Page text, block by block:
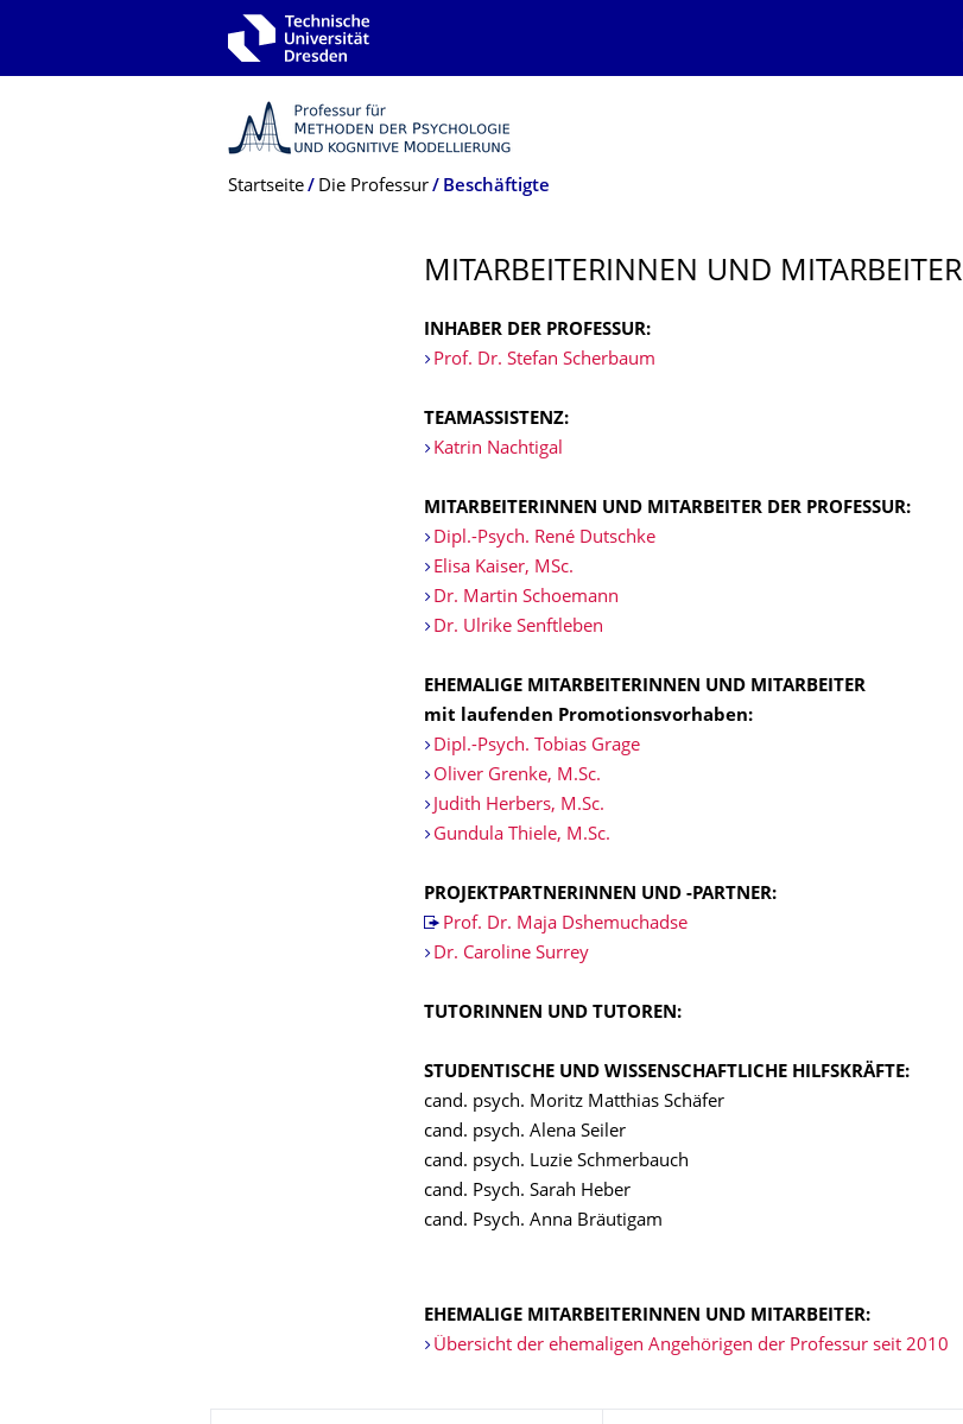
Zur Hauptnavigation springen
Breadcrumb-Menü
Startseite Die Professur Beschäftigte
MITARBEITERIN­NEN UND MITARBEITER
INHABER DER PROFESSUR:
Prof. Dr. Stefan Scherbaum
TEAMASSISTENZ:
Katrin Nachtigal
MITARBEITERINNEN UND MITARBEITER DER PROFESSUR:
Dipl.-Psych. René Dutschke
Elisa Kaiser, MSc.
Dr. Martin Schoemann
Dr. Ulrike Senftleben
EHEMALIGE MITARBEITERINNEN UND MITARBEITER
mit laufenden Promotionsvorhaben:
Dipl.-Psych. Tobias Grage
Oliver Grenke, M.Sc.
Judith Herbers, M.Sc.
Gundula Thiele, M.Sc.
PROJEKTPARTNERINNEN UND -PARTNER:
Prof. Dr. Maja Dshemuchadse
Dr. Caroline Surrey
TUTORINNEN UND TUTOREN:
STUDENTISCHE UND WISSENSCHAFTLICHE HILFSKRÄFTE:
cand. psych. Moritz Matthias Schäfer
cand. psych. Alena Seiler
cand. psych. Luzie Schmerbauch
cand. Psych. Sarah Heber
cand. Psych. Anna Bräutigam
EHEMALIGE MITARBEITERINNEN UND MITARBEITER:
Übersicht der ehemaligen Angehörigen der Professur seit 2010